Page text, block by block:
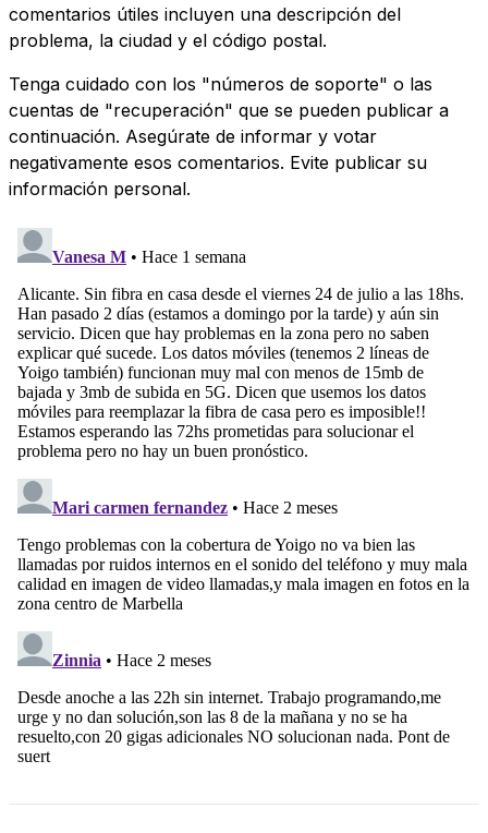
comentarios útiles incluyen una descripción del
problema, la ciudad y el código postal.
Tenga cuidado con los "números de soporte" o las
cuentas de "recuperación" que se pueden publicar a
continuación. Asegúrate de informar y votar
negativamente esos comentarios. Evite publicar su
información personal.